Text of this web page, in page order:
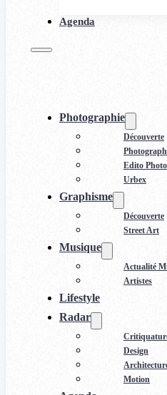
Agenda
Photographie
Découverte
Edito Photo
Urbex
Graphisme
Découverte
Street Art
Musique
Actualité
Artistes
Lifestyle
Radar
Design
Motion